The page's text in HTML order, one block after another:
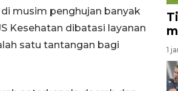
musim penghujan banyak
Kesehatan dibatasi layanan
satu tantangan bagi
1